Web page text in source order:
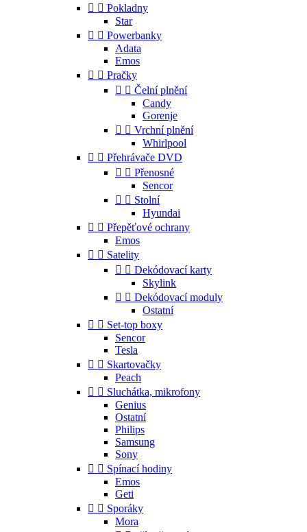
  Pokladny
Star
  Powerbanky
Adata
Emos
  Pračky
  Čelní plnění
Candy
Gorenje
  Vrchní plnění
Whirlpool
  Přehrávače DVD
  Přenosné
Sencor
  Stolní
Hyundai
  Přepěťové ochrany
Emos
  Satelity
  Dekódovací karty
Skylink
  Dekódovací moduly
Ostatní
  Set-top boxy
Sencor
Tesla
  Skartovačky
Peach
  Sluchátka, mikrofony
Genius
Ostatní
Philips
Samsung
Sony
  Spínací hodiny
Emos
Geti
  Sporáky
Mora